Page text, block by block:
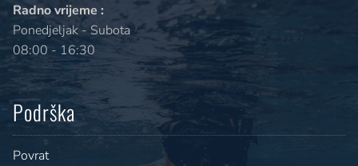
Radno vrijeme :
Ponedjeljak - Subota
08:00 - 16:30
Podrška
Povrat